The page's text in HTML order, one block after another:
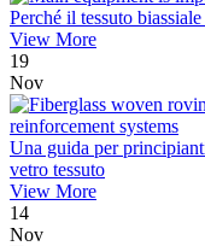
Perché il tessuto
View More
19
Nov
Una guida per
vetro tessuto
View More
14
Nov